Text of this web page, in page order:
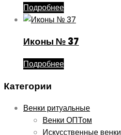
Подробнее
Иконы № 37
Подробнее
Категории
Венки ритуальные
Венки ОПТом
Искусственные венки